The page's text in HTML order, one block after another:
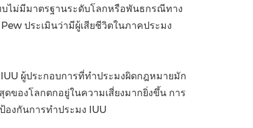
ไม่มีมาตรฐานระดับโลกหรือพันธกรณีทาง
ประเมินว่ามีผู้เสียชีวิตในภาคประมง
ผู้ประกอบการที่ทำประมงผิดกฎหมายมัก
ของโลกตกอยู่ในความเสี่ยงมากยิ่งขึ้น การ
งกันการทำประมง IUU